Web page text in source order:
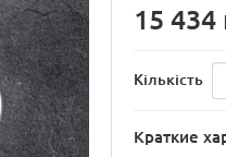
15 434
Кількість
Краткие